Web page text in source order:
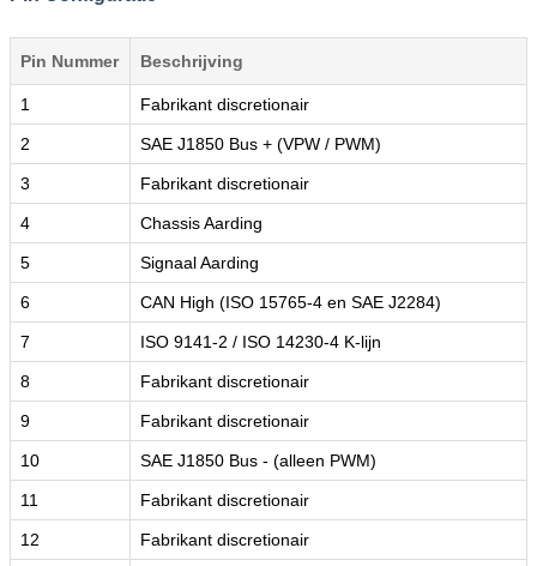
Pin Nummer Beschrijving
1 Fabrikant discretionair
2 SAE J1850 Bus + (VPW / PWM)
3 Fabrikant discretionair
4 Chassis Aarding
5 Signaal Aarding
6 CAN High (ISO 15765-4 en SAE J2284)
7 ISO 9141-2 / ISO 14230-4 K-lijn
8 Fabrikant discretionair
9 Fabrikant discretionair
10 SAE J1850 Bus - (alleen PWM)
11 Fabrikant discretionair
12 Fabrikant discretionair